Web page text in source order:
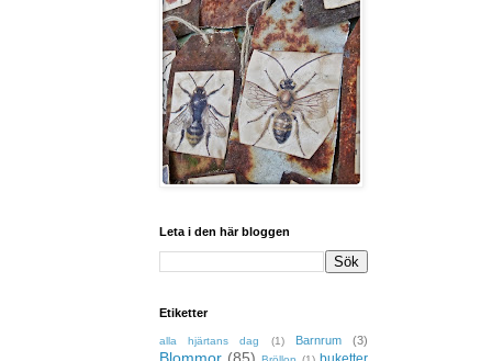
Leta i den här bloggen
Etiketter
alla hjärtans dag (1) Barnrum (3)